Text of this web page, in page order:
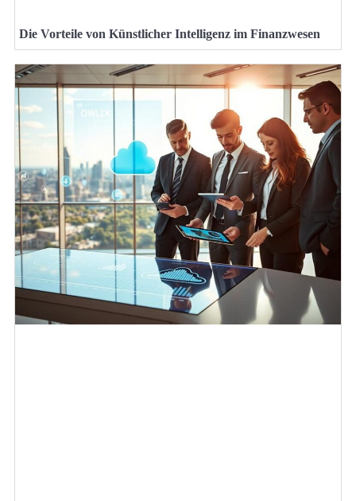
Die Vorteile von Künstlicher Intelligenz im Finanzwesen